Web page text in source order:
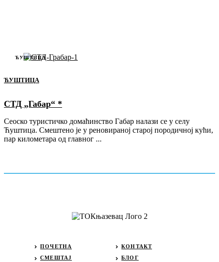
ЋУШТИЦА
ЋУШТИЦА
СТД „Габар“ *
Сеоско туристичко домаћинство Габар налази се у селу
Ћуштица. Смештено је у реновираној старој породичној кући,
пар километара од главног ...
ПОЧЕТНА
СМЕШТАЈ
КОНТАКТ
БЛОГ